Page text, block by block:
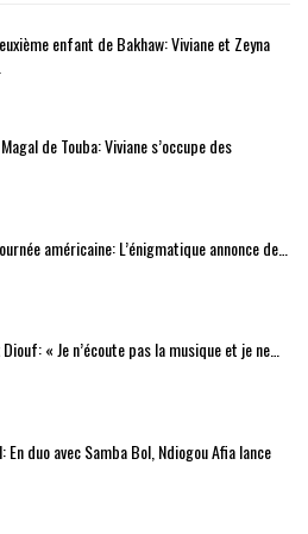
enfant de Bakhaw: Viviane et Zeyna
de Touba: Viviane s’occupe des
américaine: L’énigmatique annonce de…
« Je n’écoute pas la musique et je ne…
En duo avec Samba Bol, Ndiogou Afia lance